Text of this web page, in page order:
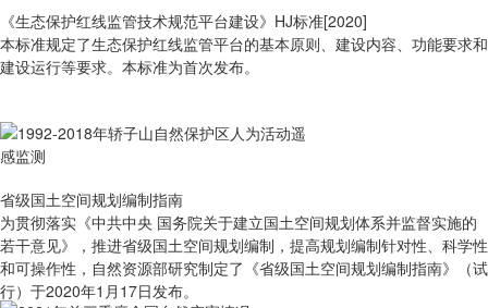
《生态保护红线监管技术规范平台建设》HJ标准[2020]
本标准规定了生态保护红线监管平台的基本原则、建设内容、功能要求和
建设运行等要求。本标准为首次发布。
省级国土空间规划编制指南
为贯彻落实《中共中央 国务院关于建立国土空间规划体系并监督实施的
若干意见》，推进省级国土空间规划编制，提高规划编制针对性、科学性
和可操作性，自然资源部研究制定了《省级国土空间规划编制指南》（试
行）于2020年1月17日发布。